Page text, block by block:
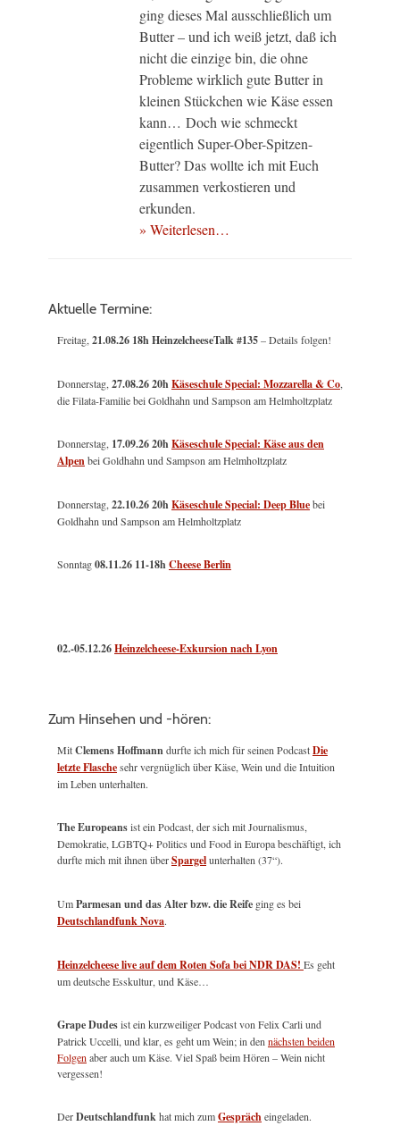
ging dieses Mal ausschließlich um
Butter – und ich weiß jetzt, daß ich
nicht die einzige bin, die ohne
Probleme wirklich gute Butter in
kleinen Stückchen wie Käse essen
kann… Doch wie schmeckt
eigentlich Super-Ober-Spitzen-
Butter? Das wollte ich mit Euch
zusammen verkostieren und
erkunden.
» Weiterlesen…
Aktuelle Termine:
Freitag,21.08.26 18h HeinzelcheeseTalk #135– Details folgen!
Donnerstag,27.08.26 20hKäseschule Special: Mozzarella & Co,
die Filata-Familie bei Goldhahn und Sampson am Helmholtzplatz
Donnerstag, 17.09.26 20hKäseschule Special: Käse aus den
Alpenbei Goldhahn und Sampson am Helmholtzplatz
Donnerstag,22.10.26 20hKäseschule Special: Deep Bluebei
Goldhahn und Sampson am Helmholtzplatz
Sonntag08.11.26 11-18hCheese Berlin
02.-05.12.26Heinzelcheese-Exkursion nach Lyon
Zum Hinsehen und -hören:
MitClemens Hoffmanndurfte ich mich für seinen PodcastDie
letzte Flaschesehr vergnüglich über Käse, Wein und die Intuition
im Leben unterhalten.
The Europeansist ein Podcast, der sich mit Journalismus,
Demokratie, LGBTQ+ Politics und Food in Europa beschäftigt, ich
durfte mich mit ihnen überSpargelunterhalten (37“).
UmParmesan und das Alter bzw. die Reife ging es bei
Deutschlandfunk Nova.
Heinzelcheese live auf dem Roten Sofa bei NDR DAS! Es geht
um deutsche Esskultur, und Käse…
Grape Dudesist ein kurzweiliger Podcast von Felix Carli und
Patrick Uccelli, und klar, es geht um Wein; in dennächsten beiden
Folgenaber auch um Käse. Viel Spaß beim Hören – Wein nicht
vergessen!
DerDeutschlandfunkhat mich zumGesprächeingeladen.